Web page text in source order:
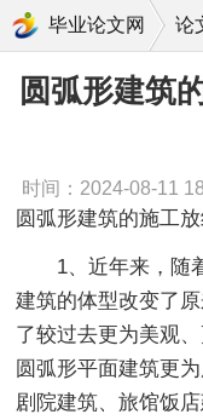
毕业论文网 论
圆弧形建筑
时间：2024-08-11
圆弧形建筑的施工
1、近年来，随
建筑的体型改变了
了较过去更为美观
圆弧形平面建筑更
剧院建筑、旅馆饭